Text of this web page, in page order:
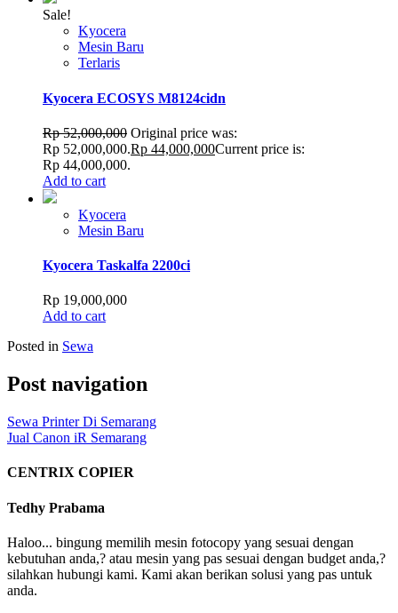
Sale!
Kyocera
Mesin Baru
Terlaris
Kyocera ECOSYS M8124cidn
Rp52,000,000 Original price was:
Rp 52,000,000.Rp 44,000,000Current price is:
Rp 44,000,000.
Add to cart
Kyocera
Mesin Baru
Kyocera Taskalfa 2200ci
Rp 19,000,000
Add to cart
Posted in Sewa
Post navigation
Sewa Printer Di Semarang
Jual Canon iR Semarang
CENTRIX COPIER
Tedhy Prabama
Haloo... bingung memilih mesin fotocopy yang sesuai dengan
kebutuhan anda,? atau mesin yang pas sesuai dengan budget anda,?
silahkan hubungi kami. Kami akan berikan solusi yang pas untuk
anda.